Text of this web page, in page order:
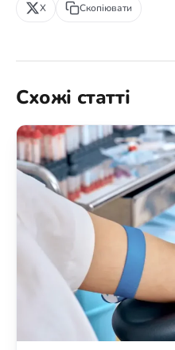
X Скопіювати
Схожі статті